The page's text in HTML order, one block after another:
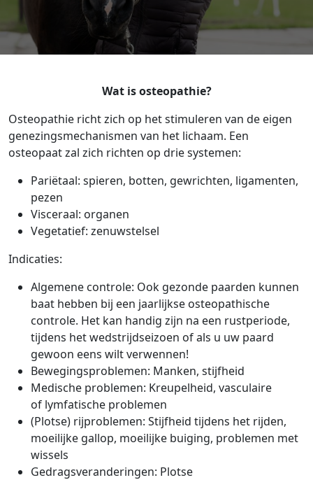
Wat is osteopathie?
Osteopathie richt zich op het stimuleren van de eigen
genezingsmechanismen van het lichaam. Een
osteopaat zal zich richten op drie systemen:
Pariëtaal: spieren, botten, gewrichten, ligamenten,
pezen
Visceraal: organen
Vegetatief: zenuwstelsel
Indicaties:
Algemene controle: Ook gezonde paarden kunnen
baat hebben bij een jaarlijkse osteopathische
controle. Het kan handig zijn na een rustperiode,
tijdens het wedstrijdseizoen of als u uw paard
gewoon eens wilt verwennen!
Bewegingsproblemen: Manken, stijfheid
Medische problemen: Kreupelheid, vasculaire
of lymfatische problemen
(Plotse) rijproblemen: Stijfheid tijdens het rijden,
moeilijke gallop, moeilijke buiging, problemen met
wissels
Gedragsveranderingen: Plotse